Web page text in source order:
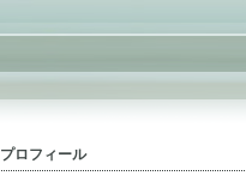
プロフィール